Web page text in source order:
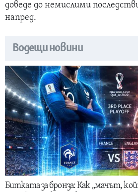
доведе до немислими
напред.
Водещи новини
Битката за бронза: Как „мачът,